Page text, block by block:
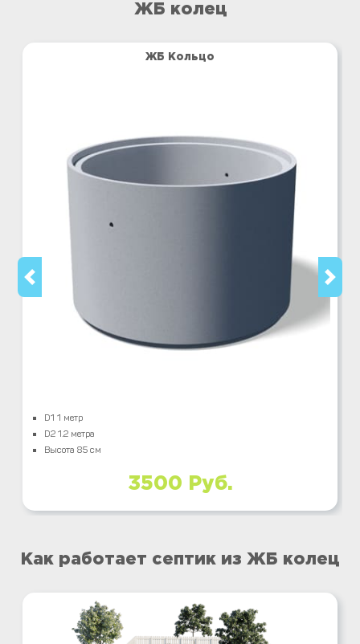
ЖБ колец
ЖБ Кольцо
D1 1 метр
D2 1.2 метра
Высота 85 см
3500 Руб.
Как работает септик из ЖБ колец